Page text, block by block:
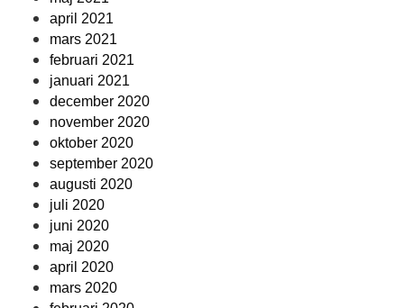
april 2021
mars 2021
februari 2021
januari 2021
december 2020
november 2020
oktober 2020
september 2020
augusti 2020
juli 2020
juni 2020
maj 2020
april 2020
mars 2020